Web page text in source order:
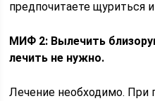
предпочитаете щуриться
МИФ 2: Вылечить
лечить не нужно.
Лечение необходимо. При